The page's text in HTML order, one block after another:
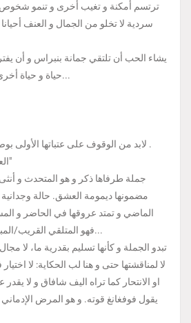
ترتسم أمكنة و تغيب أخرى و تنمو
سردية لا تخلو من الجمال و العنف
يشاء الحب أن تلتقي جمانة بنبراس و أن
حياة و حياة أخرى"، رحلة رق و عَوْد انعتاق...
لابد من الوقوف على عتباتها الأولى بوصفها نصوصا موازية للمتن .
1- العنوان: " ما زلت أعشقها"
جملة طرفاها ذكر و هو المتحدث و
مضمونها ديمومة العشق. حالة
الماضي و تمتد عروقها في الحاضر و
فهو المتلقي القريب/المباشر (هي) و البعيد القارئ...
تبدو الجملة و كأنها تسليم بقدرية ما، لا
لا لمناقشتها حتى و هنا لب الحكاية: لا
او الانتحار كما تراه اليف شافاق و لا يقدر
يقول فوفغانغ قوته. و هو المرض